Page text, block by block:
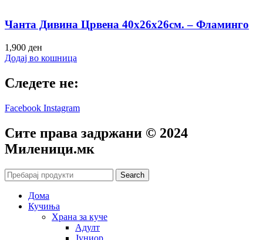
Чанта Дивина Црвена 40х26х26см. – Фламинго
1,900 ден
Додај во кошница
Следете не:
Facebook Instagram
Сите права задржани © 2024
Mиленици.мк
Search
Дома
Кучиња
Храна за куче
Адулт
Јуниор